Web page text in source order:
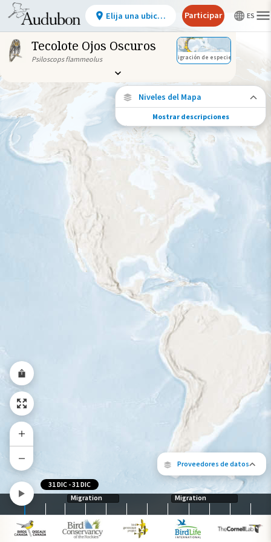
Tecolote Ojos Oscuros
Psiloscops flammeolus Migración de especies
Proveedores de datos
Los siguientes socios contribuyeron
Niveles del Mapa
Migración de especies
Vea dónde viaja esta especie durante todo
el año.
Ave monitoreada
individualmente (alta
precisión)
Viaje de un pájaro rastreado
Abundancia de esta especie
Muy bajo Bajo
Gama de especies por estación
Gama de verano
Rango de invierno
Rango a lo largo del año
Mostrar descripciones
Migration Migration
31 DIC -31 DIC
Elija una ubicación Participar